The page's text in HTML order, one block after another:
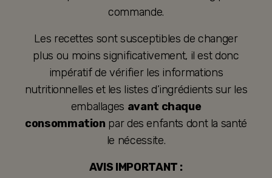
commande.
Les recettes sont susceptibles de changer
plus ou moins significativement, il est donc
impératif de vérifier les informations
nutritionnelles et les listes d’ingrédients sur les
emballages avant chaque
consommation par des enfants dont la santé
le nécessite.
AVIS IMPORTANT :